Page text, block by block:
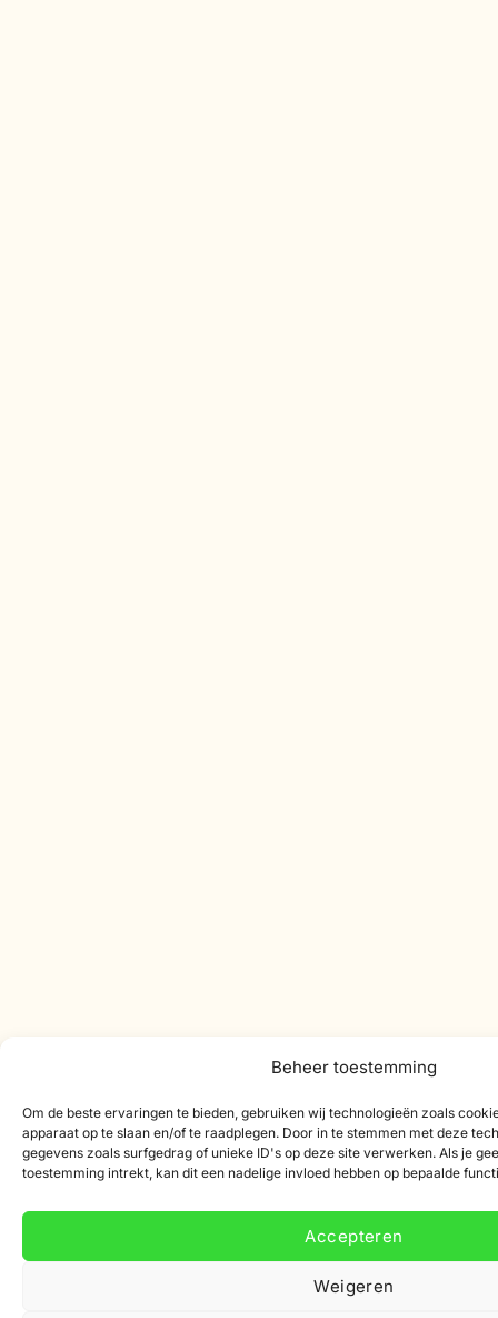
Beheer toestemming
Om de beste ervaringen te bieden, gebruiken wij technologieën zoals
apparaat op te slaan en/of te raadplegen. Door in te stemmen met deze
gegevens zoals surfgedrag of unieke ID's op deze site verwerken. Als je
toestemming intrekt, kan dit een nadelige invloed hebben op bepaalde
Accepteren
Weigeren